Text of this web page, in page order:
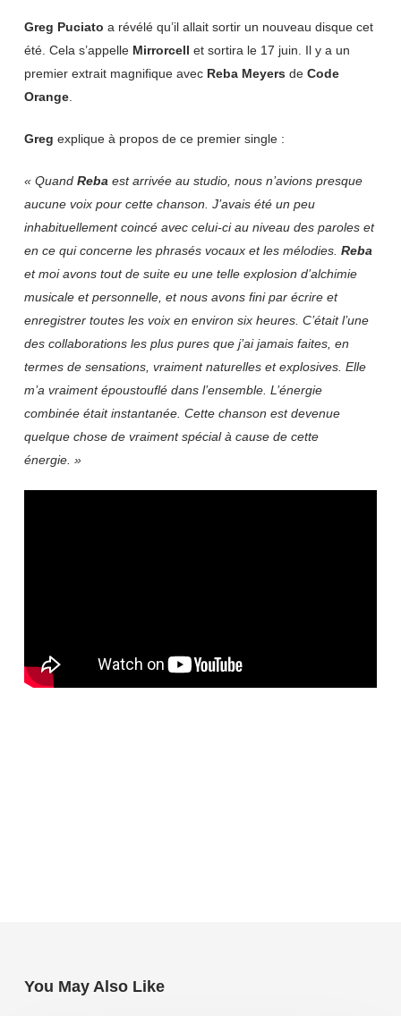
Greg Puciato a révélé qu’il allait sortir un nouveau disque cet
été. Cela s’appelle Mirrorcell et sortira le 17 juin. Il y a un
premier extrait magnifique avec Reba Meyers de Code
Orange.
Greg explique à propos de ce premier single :
« Quand Reba est arrivée au studio, nous n’avions presque
aucune voix pour cette chanson. J’avais été un peu
inhabituellement coincé avec celui-ci au niveau des paroles et
en ce qui concerne les phrasés vocaux et les mélodies. Reba
et moi avons tout de suite eu une telle explosion d’alchimie
musicale et personnelle, et nous avons fini par écrire et
enregistrer toutes les voix en environ six heures. C’était l’une
des collaborations les plus pures que j’ai jamais faites, en
termes de sensations, vraiment naturelles et explosives. Elle
m’a vraiment époustouflé dans l’ensemble. L’énergie
combinée était instantanée. Cette chanson est devenue
quelque chose de vraiment spécial à cause de cette
énergie. »
You May Also Like